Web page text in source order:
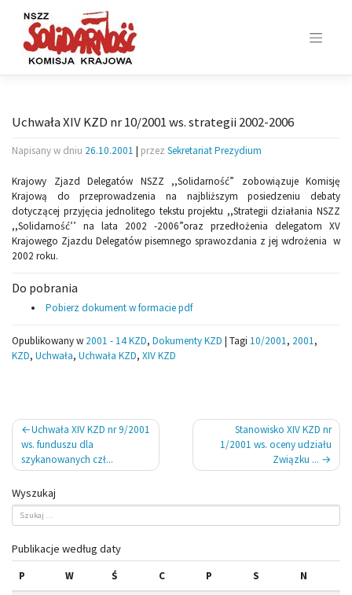
content
Uchwała XIV KZD nr 10/2001 ws. strategii 2002-2006
Napisany w dniu 26.10.2001 | przez Sekretariat Prezydium
Krajowy Zjazd Delegatów NSZZ ,,Solidarność” zobowiązuje Komisję
Krajową do przeprowadzenia na najbliższym posiedzeniu debaty
dotyczącej przyjęcia jednolitego tekstu projektu ,,Strategii działania NSZZ
,,Solidarność’’ na lata 2002 -2006”oraz przedłożenia delegatom XV
Krajowego Zjazdu Delegatów pisemnego sprawozdania z jej wdrożenia w
2002 roku.
Do pobrania
Pobierz dokument w formacie pdf
Opublikowany w 2001 - 14 KZD, Dokumenty KZD | Tagi 10/2001, 2001,
KZD, Uchwała, Uchwała KZD, XIV KZD
Nawigacja
wpisu
Uchwała XIV KZD nr 9/2001
ws. funduszu dla
szykanowanych czł...
Stanowisko XIV KZD nr
1/2001 ws. oceny udziału
Związku ...
Wyszukaj
Publikacje według daty
P W Ś C P S N